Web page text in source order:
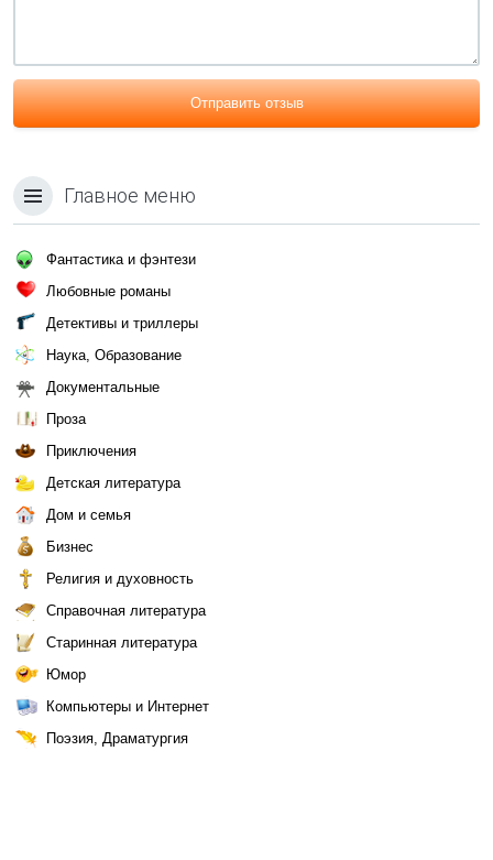
Отправить отзыв
Главное меню
Фантастика и фэнтези
Любовные романы
Детективы и триллеры
Наука, Образование
Документальные
Проза
Приключения
Детская литература
Дом и семья
Бизнес
Религия и духовность
Справочная литература
Старинная литература
Юмор
Компьютеры и Интернет
Поэзия, Драматургия